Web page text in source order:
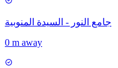
جامع النور - السيدة المنوبية
0 m away